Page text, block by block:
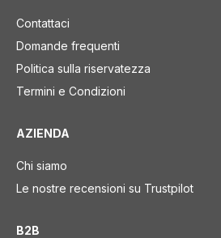
Contattaci
Domande frequenti
Politica sulla riservatezza
Termini e Condizioni
AZIENDA
Chi siamo
Le nostre recensioni su Trustpilot
B2B